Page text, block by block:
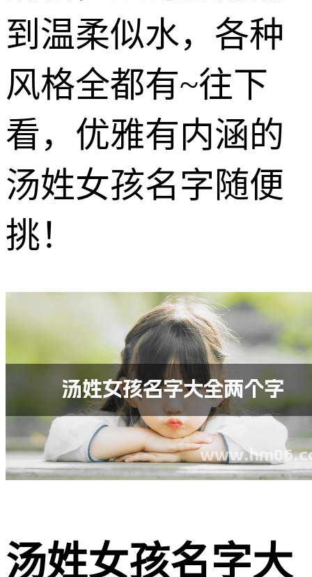
到温柔似水，各种
风格全都有~往下
看，优雅有内涵的
汤姓女孩名字随便
挑！
汤姓女孩名字大